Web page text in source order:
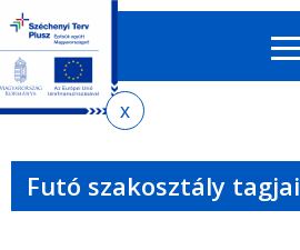
almenühöz
tartalomra
oldaltérképre
Futó szakosztály tagjai